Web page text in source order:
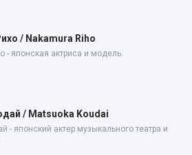
/ Nakamura Riho
- японская актриса и модель.
/ Matsuoka Koudai
- японский актер музыкального театра и